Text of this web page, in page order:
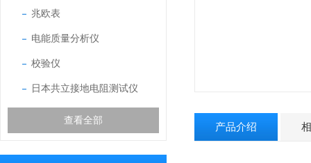
兆欧表
电能质量分析仪
校验仪
日本共立接地电阻测试仪
查看全部
产品介绍